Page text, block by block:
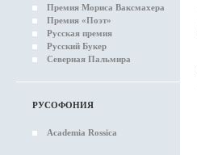
Премия Мориса Ваксмахера
Премия «Поэт»
Русская премия
Русский Букер
Северная Пальмира
РУСОФОНИЯ
Academia Rossica